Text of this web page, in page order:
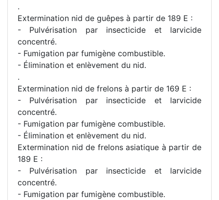
.
Extermination nid de guêpes à partir de 189 E :
- Pulvérisation par insecticide et larvicide
concentré.
- Fumigation par fumigène combustible.
- Élimination et enlèvement du nid.
.
Extermination nid de frelons à partir de 169 E :
- Pulvérisation par insecticide et larvicide
concentré.
- Fumigation par fumigène combustible.
- Élimination et enlèvement du nid.
Extermination nid de frelons asiatique à partir de
189 E :
- Pulvérisation par insecticide et larvicide
concentré.
- Fumigation par fumigène combustible.